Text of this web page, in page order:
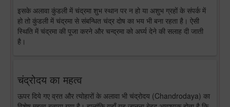
इसके अलावा कुंडली में चंद्रमा शुभ स्थान पर न हो या अशुभ ग्रहों के संपर्क में
हो तो कुंडली में चंद्रमा से संबन्धित चंद्र दोष का भय भी बना रहता है। ऐसी
स्थिति में चंद्रमा की पूजा करने और चन्द्रमा को अर्घ्य देने की सलाह दी जाती
है।
चंद्रोदय का महत्व
ऊपर दिये गए व्रत और त्योहारों के अलावा भी चंद्रोदय (Chandrodaya) का